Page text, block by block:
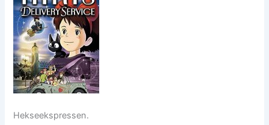
Hekseekspressen.